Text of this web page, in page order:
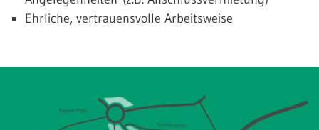
Ehrliche, vertrauensvolle Arbeitsweise